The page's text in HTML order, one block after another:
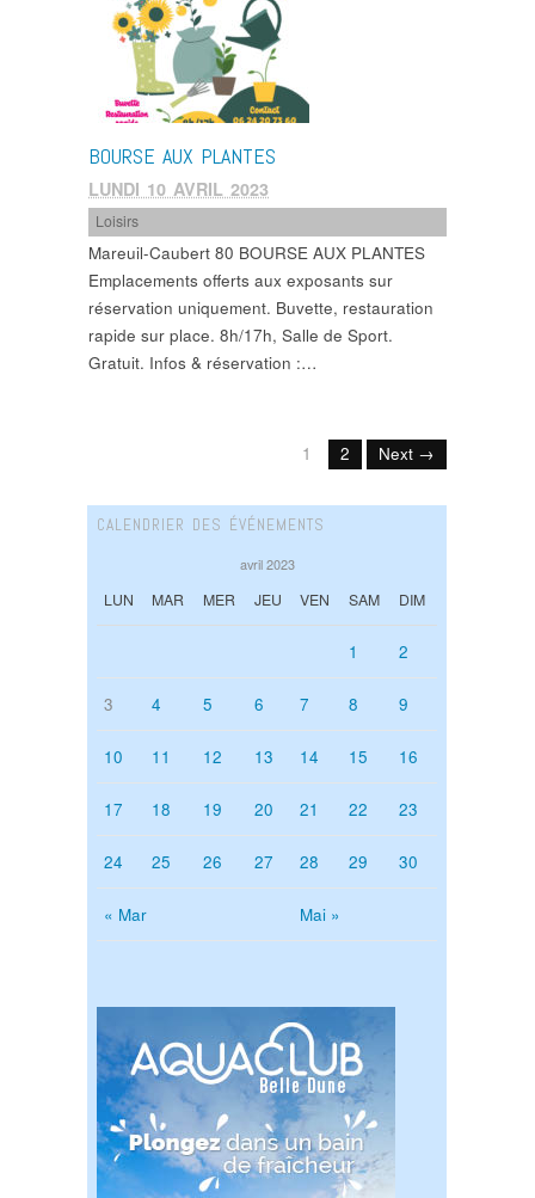
BOURSE AUX PLANTES
LUNDI 10 AVRIL 2023
Loisirs
Mareuil-Caubert 80 BOURSE AUX PLANTES
Emplacements offerts aux exposants sur
réservation uniquement. Buvette, restauration
rapide sur place. 8h/17h, Salle de Sport.
Gratuit. Infos & réservation :…
1 2 Next →
CALENDRIER DES ÉVÉNEMENTS
avril 2023
LUN MAR MER JEU VEN SAM DIM
« Mar Mai »
1 2
3 4 5 6 7 8 9
10 11 12 13 14 15 16
17 18 19 20 21 22 23
24 25 26 27 28 29 30